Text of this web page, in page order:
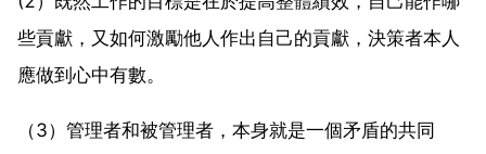
些貢獻，又如何激勵他人作出自己的貢獻，決策者本人
應做到心中有數。
（3）管理者和被管理者，本身就是一個矛盾的共同